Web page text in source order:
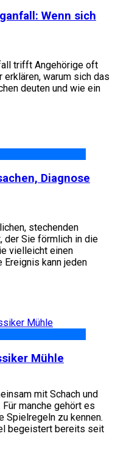
Wenn sich
trifft Angehörige oft
erklären, warum sich das
deuten und wie ein
Diagnose
stechenden
der Sie förmlich in die
vielleicht einen
Ereignis kann jeden
Mühle
mit Schach und
manche gehört es
Spielregeln zu kennen.
begeistert bereits seit